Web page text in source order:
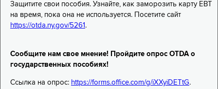
Защитите свои пособия. Узнайте, как заморозить карту EBT
на время, пока она не используется. Посетите сайт
https://otda.ny.gov/5261 .
Сообщите нам свое мнение! Пройдите опрос OTDA о
государственных пособиях!
Ссылка на опрос: https://forms.office.com/g/iXXyiDETtG.